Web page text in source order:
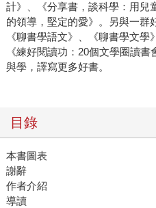
計》、《分享書，談科學：用兒
的領導，堅定的愛》。另與一群
《聊書學語文》、《聊書學文學
《練好閱讀功：20個文學圈讀
與學，譯寫更多好書。
目錄
本書圖表
謝辭
作者介紹
導讀